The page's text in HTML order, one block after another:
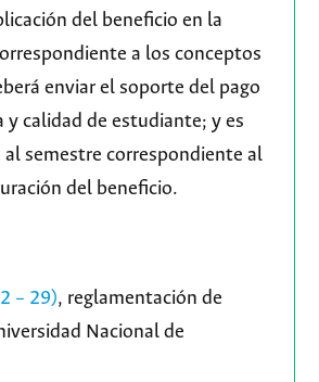
del beneficio en la
a los conceptos
enviar el soporte del pago
calidad de estudiante; y es
semestre correspondiente al
del beneficio.
– 29), reglamentación de
Nacional de